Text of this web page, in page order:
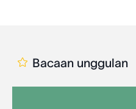
Bacaan unggulan